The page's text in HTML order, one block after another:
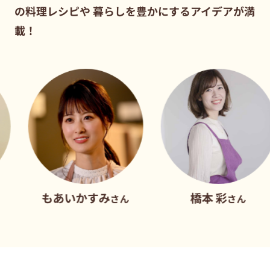
の料理レシピや暮らしを豊かにするアイデアが満
載！
もあいかすみさん さん